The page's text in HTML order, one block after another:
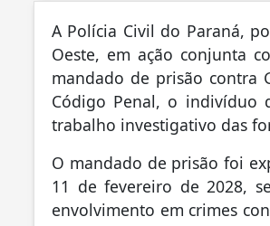
A Polícia Civil do Paraná,
Oeste, em ação conjunta
mandado de prisão contra
Código Penal, o indivíduo
trabalho investigativo das
O mandado de prisão foi
11 de fevereiro de 2028,
envolvimento em crimes